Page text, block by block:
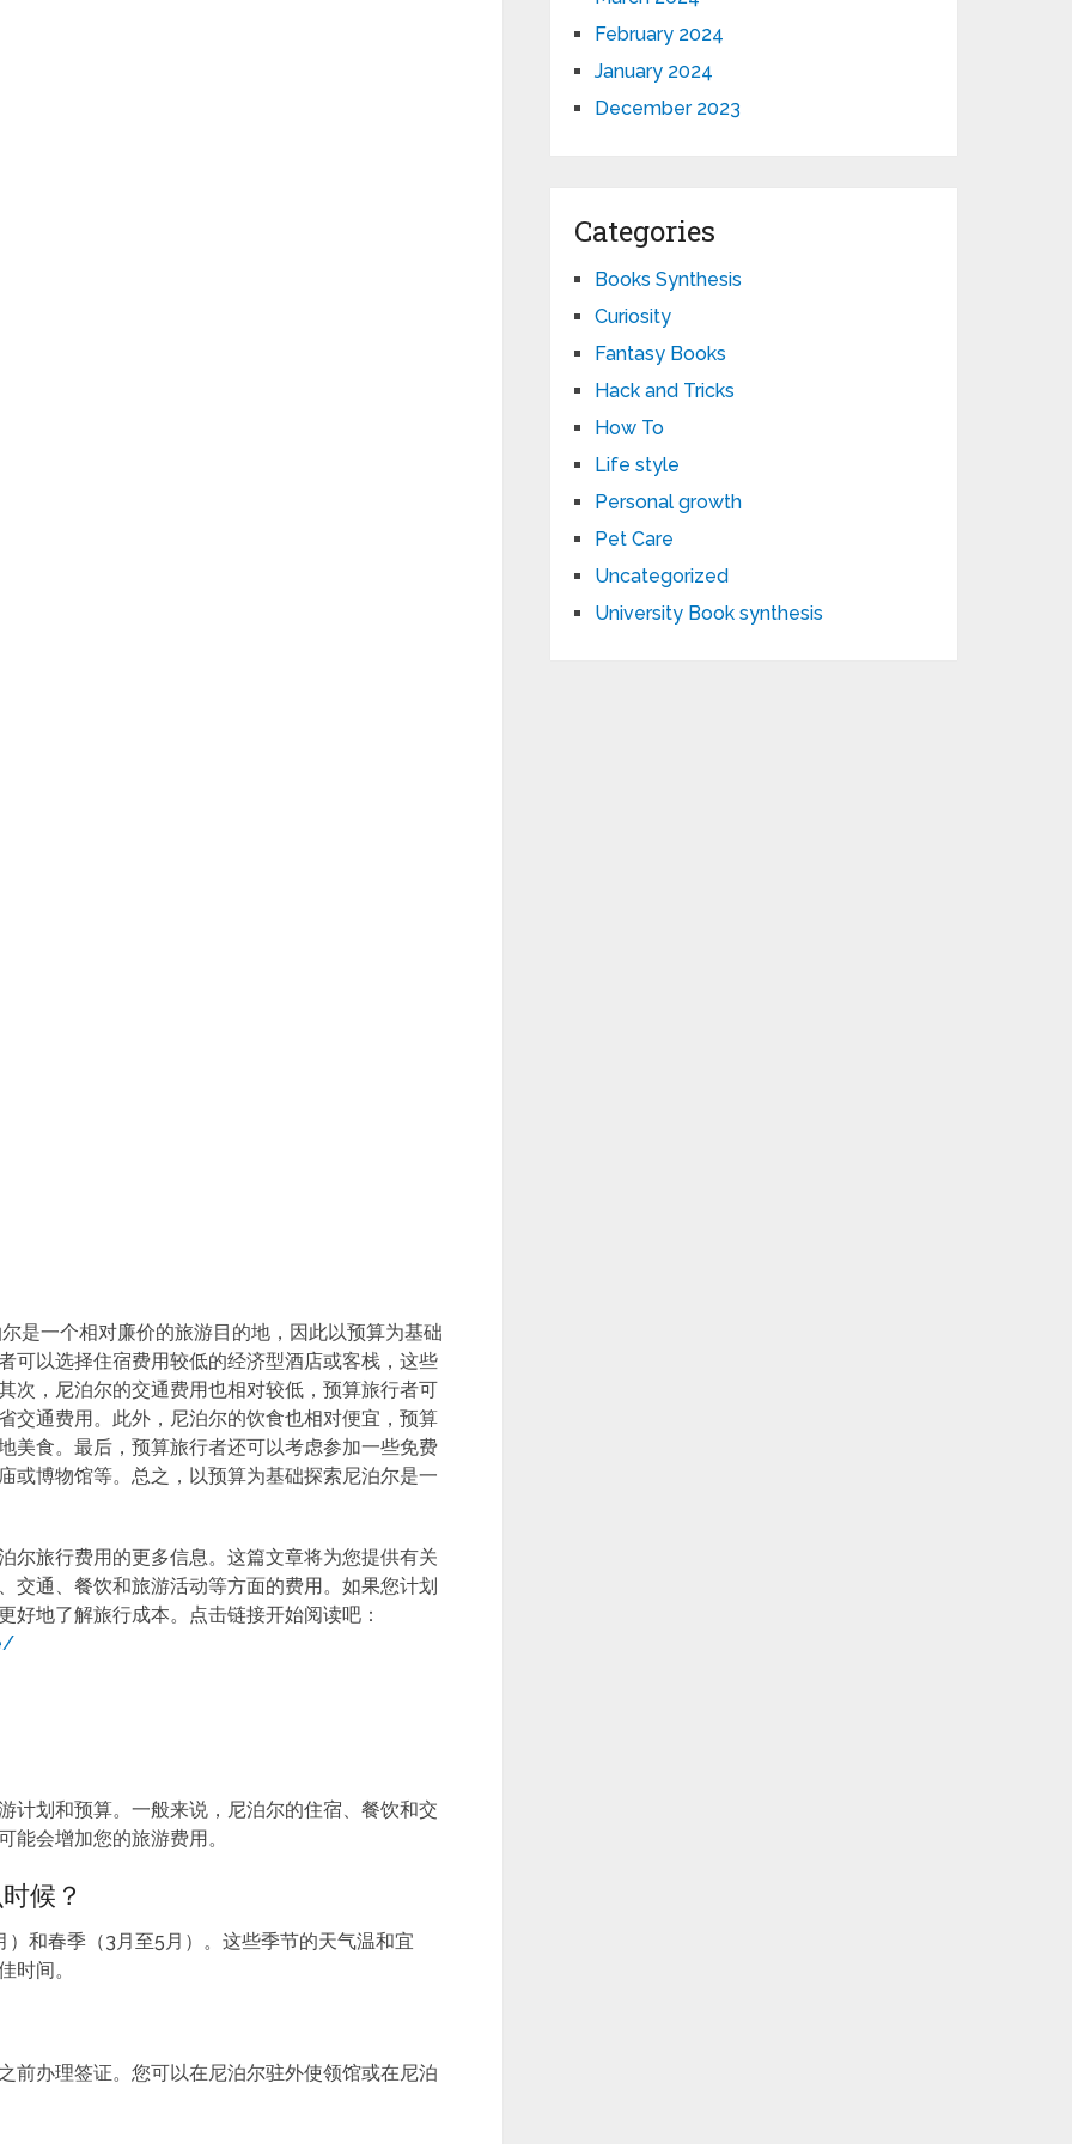
是一个相对廉价的旅游目的地，因此以预算为基础
可以选择住宿费用较低的经济型酒店或客栈，这些
次，尼泊尔的交通费用也相对较低，预算旅行者可
交通费用。此外，尼泊尔的饮食也相对便宜，预算
美食。最后，预算旅行者还可以考虑参加一些免费
或博物馆等。总之，以预算为基础探索尼泊尔是一
尔旅行费用的更多信息。这篇文章将为您提供有关
交通、餐饮和旅游活动等方面的费用。如果您计划
好地了解旅行成本。点击链接开始阅读吧：
计划和预算。一般来说，尼泊尔的住宿、餐饮和交
能会增加您的旅游费用。
候？
和春季（3月至5月）。这些季节的天气温和宜
时间。
前办理签证。您可以在尼泊尔驻外使领馆或在尼泊
February 2024
January 2024
December 2023
Categories
Books Synthesis
Curiosity
Fantasy Books
Hack and Tricks
How To
Life style
Personal growth
Pet Care
Uncategorized
University Book synthesis